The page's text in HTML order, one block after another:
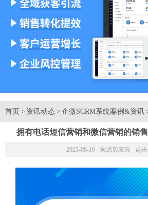
首页 > 资讯动态 > 企微SCRM系统案例&资讯
拥有电话短信营销和微信营销的销
2023-08-19 来源贝应云 点击